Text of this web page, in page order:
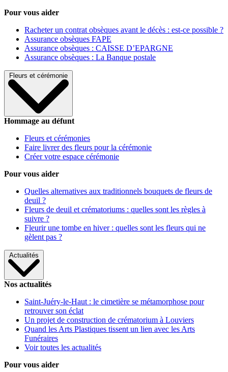
Pour vous aider
Racheter un contrat obsèques avant le décès : est-ce possible ?
Assurance obsèques FAPE
Assurance obsèques : CAISSE D’EPARGNE
Assurance obsèques : La Banque postale
Fleurs et cérémonie
Hommage au défunt
Fleurs et cérémonies
Faire livrer des fleurs pour la cérémonie
Créer votre espace cérémonie
Pour vous aider
Quelles alternatives aux traditionnels bouquets de fleurs de
deuil ?
Fleurs de deuil et crématoriums : quelles sont les règles à
suivre ?
Fleurir une tombe en hiver : quelles sont les fleurs qui ne
gèlent pas ?
Actualités
Nos actualités
Saint-Juéry-le-Haut : le cimetière se métamorphose pour
retrouver son éclat
Un projet de construction de crématorium à Louviers
Quand les Arts Plastiques tissent un lien avec les Arts
Funéraires
Voir toutes les actualités
Pour vous aider